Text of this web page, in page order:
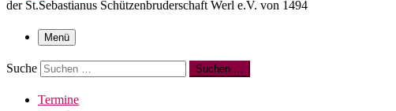
der St.Sebastianus Schützenbruderschaft Werl e.V. von 1494
Menü
Suche Suchen …
Termine